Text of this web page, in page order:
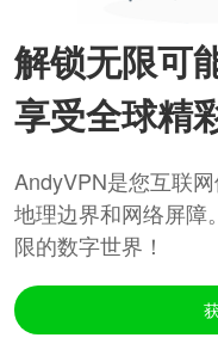
解锁无限可
享受全球精
AndyVPN是您互联
地理边界和网络屏障
限的数字世界！